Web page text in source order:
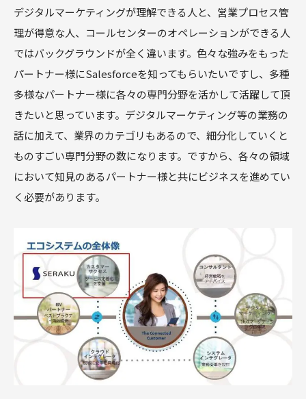
デジタルマーケティングが理解できる人と、営業プロセス管
理が得意な人、コールセンターのオペレーションができる人
ではバックグラウンドが全く違います。色々な強みをもった
パートナー様にSalesforceを知ってもらいたいですし、多種
多様なパートナー様に各々の専門分野を活かして活躍して頂
きたいと思っています。デジタルマーケティング等の業務の
話に加えて、業界のカテゴリもあるので、細分化していくと
ものすごい専門分野の数になります。ですから、各々の領域
において知見のあるパートナー様と共にビジネスを進めてい
く必要があります。